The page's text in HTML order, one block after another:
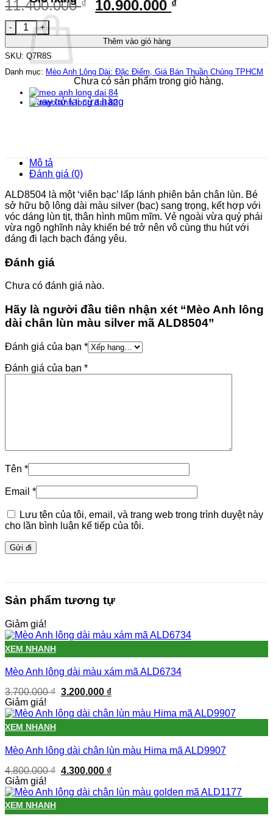
Chưa có sản phẩm trong giỏ hàng.
Quay trở lại cửa hàng
11.400.000₫
Giá
là:
11.400.000 ₫.
10.900.000 ₫Giá
tại
là:
10.900.000 ₫.
Mèo Anh lông dài chân lùn màu silver mã ALD8504 số lượng
Thêm vào giỏ hàng
SKU: Q7R8S
Danh mục: Mèo Anh Lông Dài: Đặc Điểm, Giá Bán Thuần Chủng TPHCM
Mô tả
Đánh giá (0)
ALD8504 là một ‘viên bạc’ lấp lánh phiên bản chân lùn. Bé
sở hữu bộ lông dài màu silver (bạc) sang trọng, kết hợp với
vóc dáng lùn tịt, thân hình mũm mĩm. Vẻ ngoài vừa quý phái
vừa ngộ nghĩnh này khiến bé trở nên vô cùng thu hút với
dáng đi lạch bạch đáng yêu.
Đánh giá
Chưa có đánh giá nào.
Hãy là người đầu tiên nhận xét “Mèo Anh lông
dài chân lùn màu silver mã ALD8504”
Đánh giá của bạn *
Đánh giá của bạn *
Tên *
Email *
Lưu tên của tôi, email, và trang web trong trình duyệt này
cho lần bình luận kế tiếp của tôi.
Sản phẩm tương tự
Giảm giá!
XEM NHANH
Mèo Anh lông dài màu xám mã ALD6734
3.700.000₫ Giá
là:
3.700.000 ₫.
3.200.000 ₫Giá
tại
là:
Giảm giá!
XEM NHANH
Mèo Anh lông dài chân lùn màu Hima mã ALD9907
4.800.000₫ Giá
là:
4.800.000 ₫.
4.300.000 ₫Giá
tại
là:
Giảm giá!
XEM NHANH